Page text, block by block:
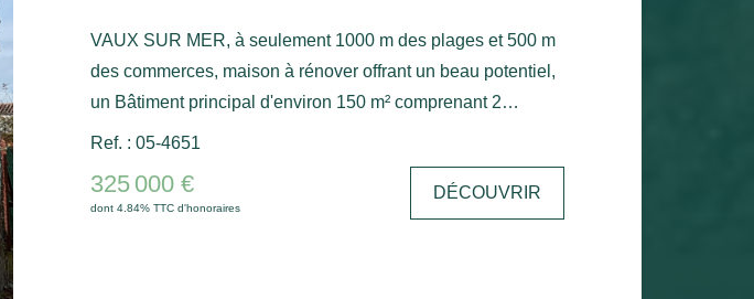
VAUX SUR MER, à seulement 1000 m des plages et 500 m
des commerces, maison à rénover offrant un beau potentiel,
un Bâtiment principal d'environ 150 m² comprenant 2
appartements de 3 pièces chacun, à rénover. Dépendance
attenante avec un studio et un garage. Un second bâtiment
indépendant d'environ 50m², également à rénover. Les
Atouts : Toiture du bâtiment principal neuve. Terrain de 658
Ref. : 05-4651
325 000 €
dont 4.84% TTC d'honoraires
DÉCOUVRIR